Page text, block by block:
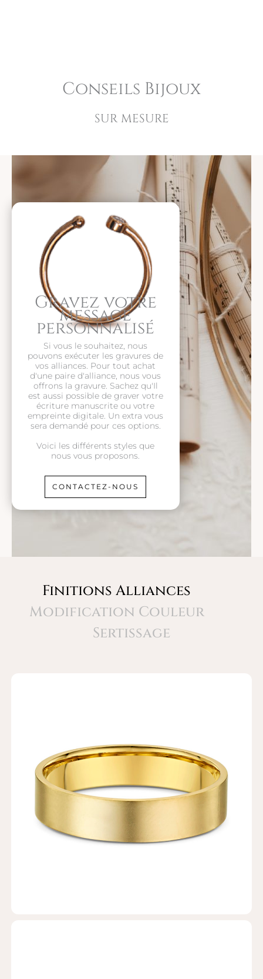
Conseils Bijoux
SUR MESURE
Gravez votre
message
personnalisé
Si vous le souhaitez, nous
pouvons exécuter les gravures de
vos alliances. Pour tout achat
d'une paire d'alliance, nous vous
offrons la gravure. Sachez qu'Il
est aussi possible de graver votre
écriture manuscrite ou votre
empreinte digitale. Un extra vous
sera demandé pour ces options.
Voici les différents styles que
nous vous proposons.
CONTACTEZ-NOUS
Finitions Alliances
Modification Couleur
Sertissage